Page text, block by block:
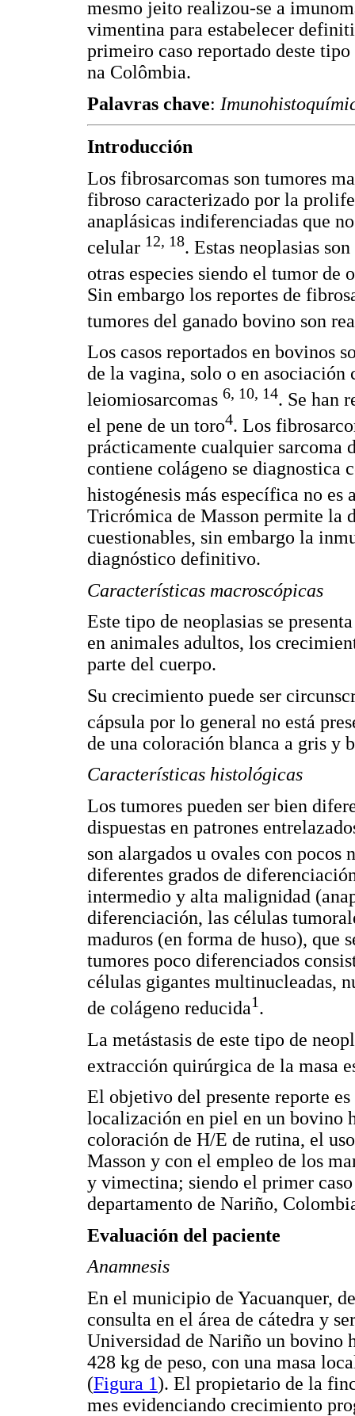
mesmo jeito realizou-se a
vimentina para estabelecer
primeiro caso reportado deste
na Colômbia.
Palavras chave:
Introducción
Los fibrosarcomas son tumores
fibroso caracterizado por la
anaplásicas indiferenciadas que
celular 12, 18. Estas neoplasias
otras especies siendo el tumor de
Sin embargo los reportes de
tumores del ganado bovino son
Los casos reportados en bovinos
de la vagina, solo o en
leiomiosarcomas 6, 10, 14. Se han
el pene de un toro4. Los
prácticamente cualquier sarcoma
contiene colágeno se diagnostica
histogénesis más específica no es
Tricrómica de Masson permite la
cuestionables, sin embargo la
diagnóstico definitivo.
Características macroscópicas
Este tipo de neoplasias se
en animales adultos, los
parte del cuerpo.
Su crecimiento puede ser
cápsula por lo general no está
de una coloración blanca a gris y
Características histológicas
Los tumores pueden ser bien
dispuestas en patrones
son alargados u ovales con pocos
diferentes grados de
intermedio y alta malignidad
diferenciación, las células
maduros (en forma de huso), que
tumores poco diferenciados
células gigantes multinucleadas,
de colágeno reducida1.
La metástasis de este tipo de
extracción quirúrgica de la masa
El objetivo del presente reporte
localización en piel en un bovino
coloración de H/E de rutina, el
Masson y con el empleo de los
y vimectina; siendo el primer
departamento de Nariño,
Evaluación del paciente
Anamnesis
En el municipio de Yacuanquer,
consulta en el área de cátedra y
Universidad de Nariño un bovino
428 kg de peso, con una masa
(Figura 1). El propietario de la
mes evidenciando crecimiento